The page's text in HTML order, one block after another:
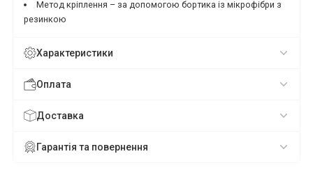
Метод кріплення – за допомогою бортика із мікрофібри з
резинкою
Характеристики
Оплата
Доставка
Гарантія та повернення